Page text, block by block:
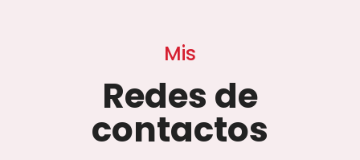
Mis
Redes de
contactos